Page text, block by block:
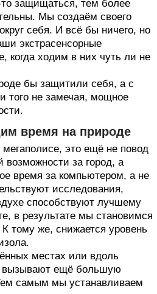
то защищаться, тем более
Мы создаём своего
себя. И всё бы ничего, но
экстрасенсорные
когда ходим в них чуть ли не
бы защитили себя, а с
того не замечая, мощное
время на природе
это ещё не повод
возможности за город, а
время за компьютером, а не
исследования,
способствуют лучшему
в результате мы становимся
тому же, снижается уровень
местах или вдоль
вызывают ещё большую
самым мы устанавливаем